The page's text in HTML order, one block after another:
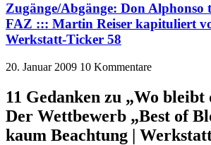
Zugänge/Abgänge: Don Alphonso
FAZ ::: Martin Reiser kapituliert
Werkstatt-Ticker 58
20. Januar 2009 10 Kommentare
11 Gedanken zu „Wo bleibt
Der Wettbewerb „Best of
kaum Beachtung |